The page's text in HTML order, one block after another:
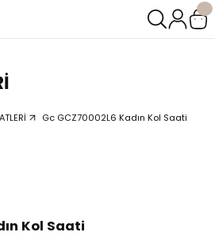
Gc GCZ70002L6 Kadın Kol Saati
Kol Saati